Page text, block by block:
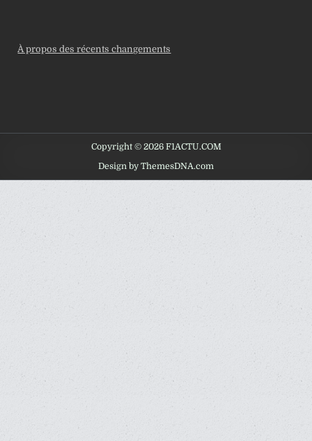
À propos des récents changements
Copyright © 2026 F1ACTU.COM
Design by ThemesDNA.com